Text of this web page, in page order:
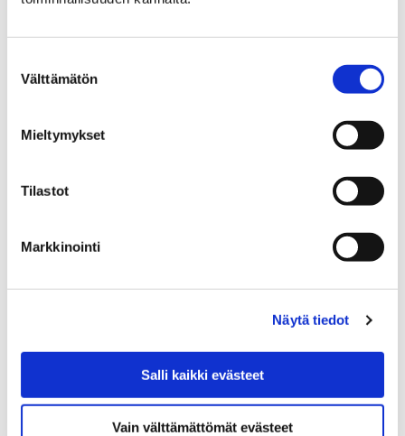
valinta
Välttämätön
Mieltymykset
Tilastot
Markkinointi
Näytä tiedot
Salli kaikki evästeet
Vain välttämättömät evästeet